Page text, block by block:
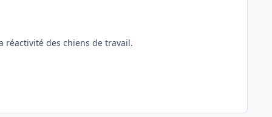
réactivité des chiens de travail.